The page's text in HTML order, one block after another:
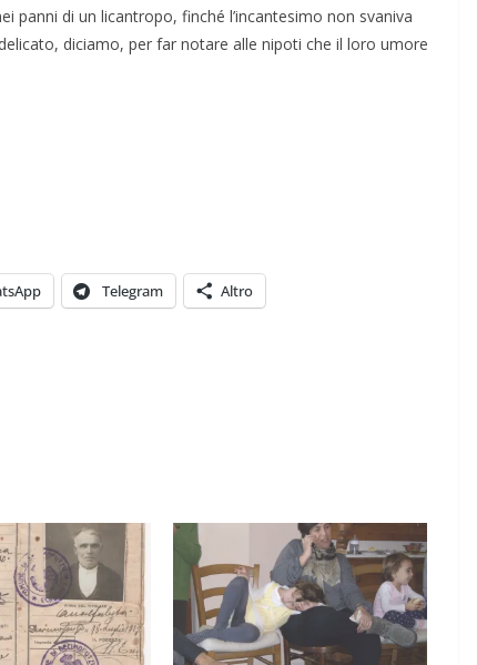
panni di un licantropo, finché l’incantesimo non svaniva
diciamo, per far notare alle nipoti che il loro umore
Telegram Altro
COORDINATE
POLITICA
TESTI